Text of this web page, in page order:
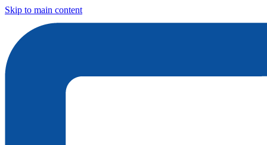
Skip to main content